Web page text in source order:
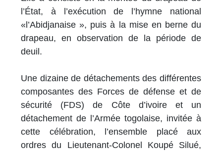
l’État, à l’exécution de l’hymne national
«l’Abidjanaise », puis à la mise en berne du
drapeau, en observation de la période de
deuil.
Une dizaine de détachements des différentes
composantes des Forces de défense et de
sécurité (FDS) de Côte d’ivoire et un
détachement de l’Armée togolaise, invitée à
cette célébration, l’ensemble placé aux
ordres du Lieutenant-Colonel Koupé Silué,